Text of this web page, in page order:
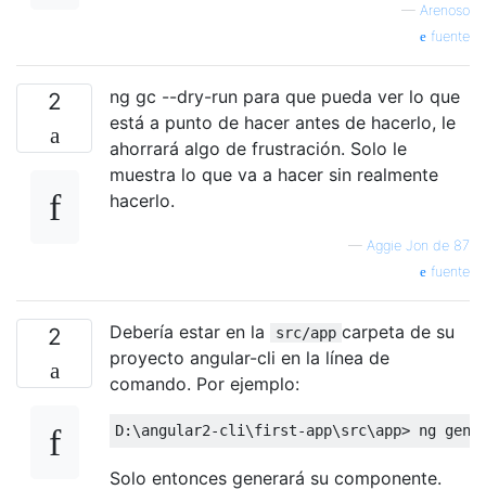
— Arenoso
fuente
2
ng gc --dry-run para que pueda ver lo que
está a punto de hacer antes de hacerlo, le
ahorrará algo de frustración. Solo le
muestra lo que va a hacer sin realmente
hacerlo.
— Aggie Jon de 87
fuente
2 Debería estar en la src/app carpeta de su
proyecto angular-cli en la línea de
comando. Por ejemplo:
Solo entonces generará su componente.